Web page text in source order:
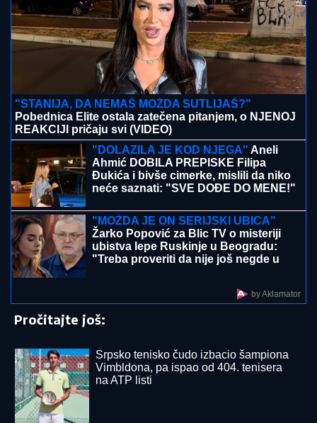
SMRŠALA 15 KILOGRAMA, PA
POKAZALA TELO U BIKINIJU
Voditeljka nakon porođaja ima telo za
medalju: Obavlja seoske poslove, a
kada se skine muškarcima padnu
vilice
PODIGNUTA OPTUŽNICA PROTIV MAJKE (50) I SINA
(20)Planirali ubistvo Luke Bojovića?! Nađen arsenal
oružja, otkriven i PAKLENI PLAN koji su skovali
BIVŠI RIJALITI PAR PRODAJE KUĆU
Sagradili vilu na Kosmaju i pokrenuli
biznis, a sada im hitno treba novac:
"To je razlog prodaje"
MILANOM STANKOVIĆEMOtkrila
detalje o pevaču koje javnost ne zna,
pomenula i njegov POVRATAK o kom